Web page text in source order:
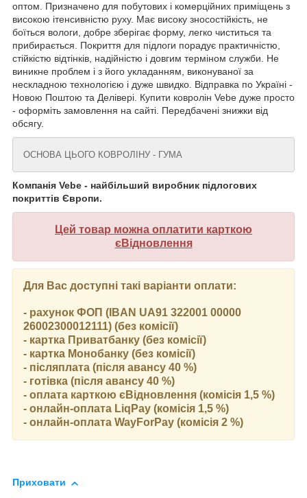
оптом. Призначено для побутових і комерційних приміщень з
високою ітенсивністю руху. Має високу зносостійкість, не
боїться вологи, добре зберігає форму, легко чиститься та
прибирається. Покриття для підлоги порадує практичністю,
стійкістю відтінків, надійністю і довгим терміном служби. Не
виникне проблем і з його укладанням, виконуваної за
нескладною технологією і дуже швидко. Відправка по Україні -
Новою Поштою та Делівері. Купити ковролін Vebe дуже просто
- оформіть замовлення на сайті. Передбачені знижки від
обсягу.
ОСНОВА ЦЬОГО КОВРОЛІНУ - ГУМА
Компанія Vebe - найбільший виробник підлогових
покриттів Європи.
Цей товар можна оплатити карткою
єВідновлення
Для Вас доступні такі варіанти оплати:
- рахунок ФОП (IBAN UA91 322001 00000
26002300012111) (без комісії)
- картка Приватбанку (без комісії)
- картка Монобанку (без комісії)
- післяплата (після авансу 40 %)
- готівка (після авансу 40 %)
- оплата карткою єВідновлення (комісія 1,5 %)
- онлайн-оплата LiqPay (комісія 1,5 %)
- онлайн-оплата WayForPay (комісія 2 %)
Приховати